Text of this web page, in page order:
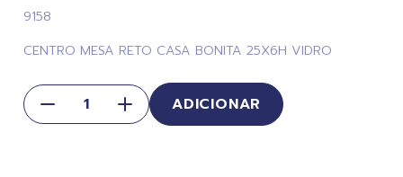
9158
CENTRO MESA RETO CASA BONITA 25X6H VIDRO
ADICIONAR